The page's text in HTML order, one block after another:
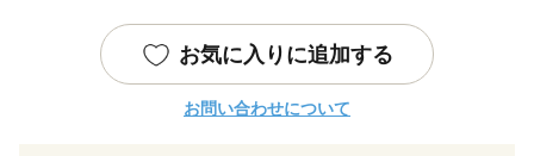
お気に入りに追加する
お問い合わせについて